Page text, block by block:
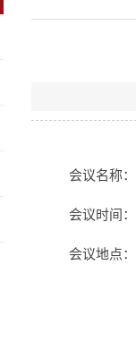
会议名称
会议时间
会议地点